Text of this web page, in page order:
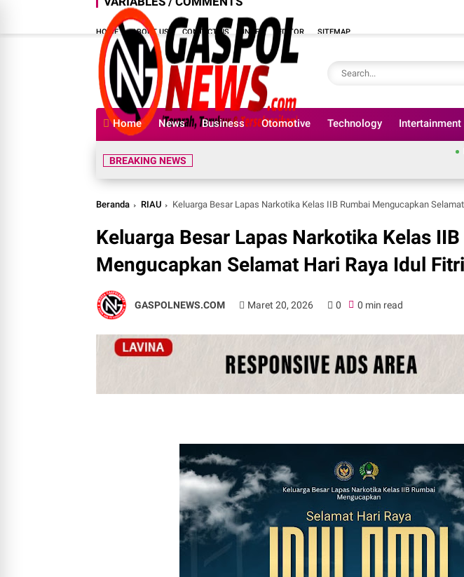
HOME ABOUT US CONTACT US INDEX EDITOR SITEMAP
Home News Business Otomotive Technology Intertainment
BREAKING NEWS
Penuh
Beranda RIAU Keluarga Besar Lapas Narkotika Kelas IIB Rumbai Mengucapkan
Keluarga Besar Lapas Narkotika Kelas
Mengucapkan Selamat Hari Raya Idul
GASPOLNEWS.COM Maret 20, 2026 0 0 min read